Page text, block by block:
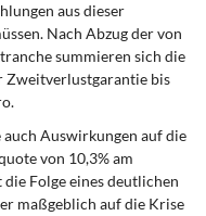
aus dieser
Nach Abzug der von
summieren sich die
Zweitverlustgarantie bis
auch Auswirkungen auf die
von 10,3% am
Folge eines deutlichen
maßgeblich auf die Krise